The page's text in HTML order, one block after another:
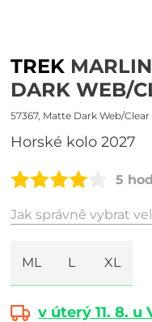
TREK
DARK WEB/
57367, Matte Dark Web/Clear
Horské kolo 2027
5
Jak správně vybrat
ML L XL
v úterý 11. 8. u